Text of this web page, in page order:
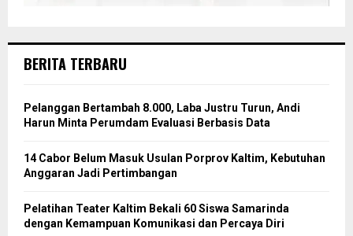
BERITA TERBARU
Pelanggan Bertambah 8.000, Laba Justru Turun, Andi
Harun Minta Perumdam Evaluasi Berbasis Data
14 Cabor Belum Masuk Usulan Porprov Kaltim, Kebutuhan
Anggaran Jadi Pertimbangan
Pelatihan Teater Kaltim Bekali 60 Siswa Samarinda
dengan Kemampuan Komunikasi dan Percaya Diri